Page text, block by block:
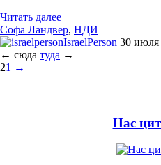
Читать далее
Софа Ландвер, НДИ
IsraelPerson 30 июля
← сюда туда →
21 →
Нас